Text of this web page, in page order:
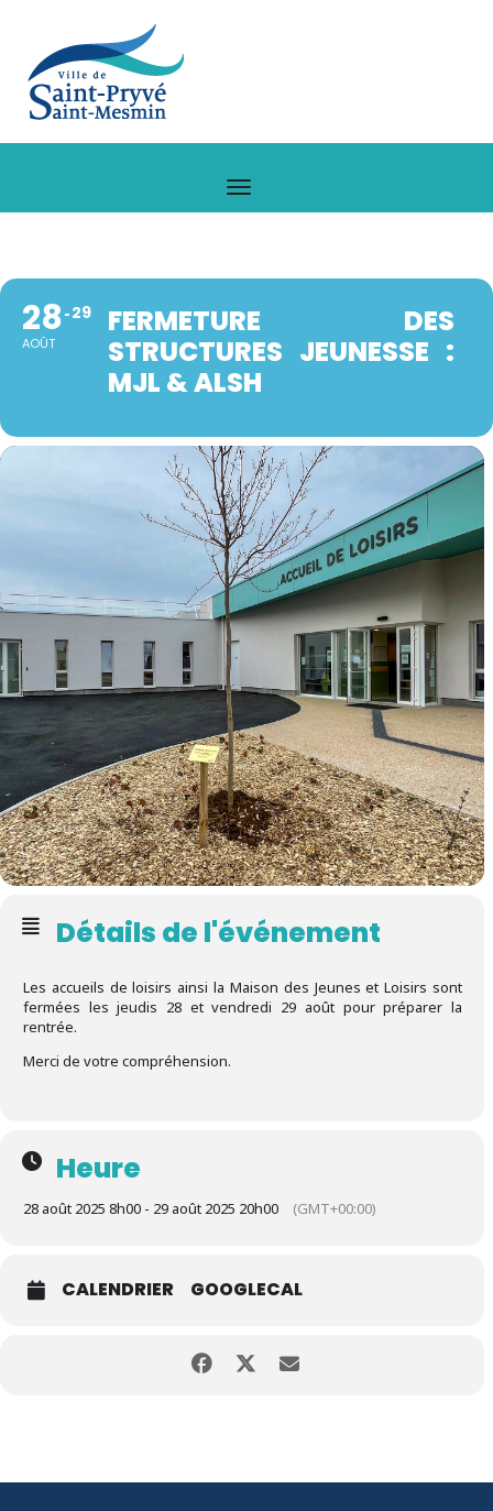
28
AOÛT
29
FERMETURE DES
STRUCTURES JEUNESSE :
MJL & ALSH
Détails de l'événement
Les accueils de loisirs ainsi la Maison des Jeunes et Loisirs sont
fermées les jeudis 28 et vendredi 29 août pour préparer la
rentrée.
Merci de votre compréhension.
Heure
28 août 2025 8h00 - 29 août 2025 20h00 (GMT+00:00)
CALENDRIER GOOGLECAL